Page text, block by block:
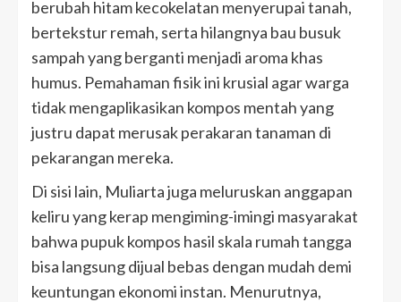
berubah hitam kecokelatan menyerupai tanah,
bertekstur remah, serta hilangnya bau busuk
sampah yang berganti menjadi aroma khas
humus. Pemahaman fisik ini krusial agar warga
tidak mengaplikasikan kompos mentah yang
justru dapat merusak perakaran tanaman di
pekarangan mereka.
Di sisi lain, Muliarta juga meluruskan anggapan
keliru yang kerap mengiming-imingi masyarakat
bahwa pupuk kompos hasil skala rumah tangga
bisa langsung dijual bebas dengan mudah demi
keuntungan ekonomi instan. Menurutnya,